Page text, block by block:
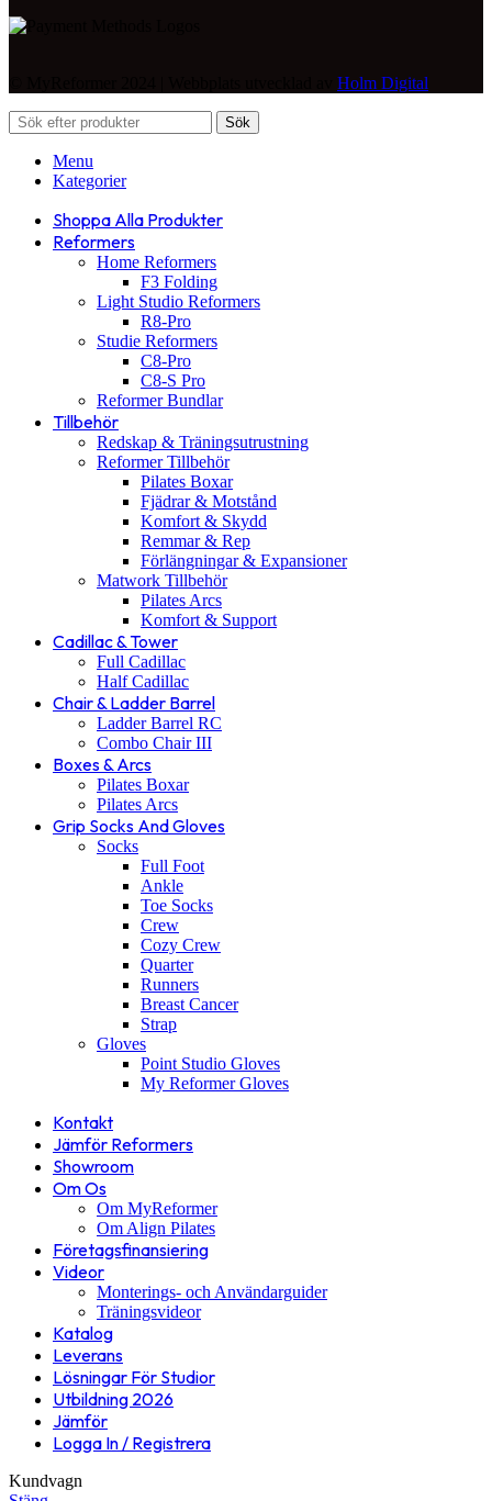
Holm Digital
Sök
Menu
Kategorier
Shoppa Alla Produkter
Reformers
Home Reformers
F3 Folding
Light Studio Reformers
R8-Pro
Studie Reformers
C8-Pro
C8-S Pro
Reformer Bundlar
Tillbehör
Redskap & Träningsutrustning
Reformer Tillbehör
Pilates Boxar
Fjädrar & Motstånd
Komfort & Skydd
Remmar & Rep
Förlängningar & Expansioner
Matwork Tillbehör
Pilates Arcs
Komfort & Support
Cadillac & Tower
Full Cadillac
Half Cadillac
Chair & Ladder Barrel
Ladder Barrel RC
Combo Chair III
Boxes & Arcs
Pilates Boxar
Pilates Arcs
Grip Socks And Gloves
Socks
Full Foot
Ankle
Toe Socks
Crew
Cozy Crew
Quarter
Runners
Breast Cancer
Strap
Gloves
Point Studio Gloves
My Reformer Gloves
Kontakt
Jämför Reformers
Showroom
Om Os
Om MyReformer
Om Align Pilates
Företagsfinansiering
Videor
Monterings- och Användarguider
Träningsvideor
Katalog
Leverans
Lösningar För Studior
Utbildning 2026
Jämför
Logga In / Registrera
Kundvagn